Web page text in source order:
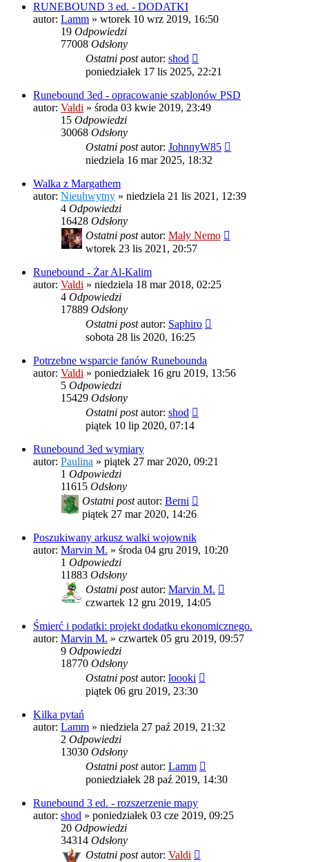
RUNEBOUND 3 ed. - DODATKI
autor: Lamm » wtorek 10 wrz 2019, 16:50
19 Odpowiedzi
77008 Odsłony
Ostatni postautor: shod
poniedziałek 17 lis 2025, 22:21
Runebound 3ed - opracowanie szablonów PSD
autor: Valdi » środa 03 kwie 2019, 23:49
15 Odpowiedzi
30068 Odsłony
Ostatni postautor: JohnnyW85
niedziela 16 mar 2025, 18:32
Walka z Margathem
autor: Nieuhwytny » niedziela 21 lis 2021, 12:39
4 Odpowiedzi
16428 Odsłony
Ostatni postautor: Mały Nemo
wtorek 23 lis 2021, 20:57
Runebound - Żar Al-Kalim
autor: Valdi » niedziela 18 mar 2018, 02:25
4 Odpowiedzi
17889 Odsłony
Ostatni postautor: Saphiro
sobota 28 lis 2020, 16:25
Potrzebne wsparcie fanów Runebounda
autor: Valdi » poniedziałek 16 gru 2019, 13:56
5 Odpowiedzi
15429 Odsłony
Ostatni postautor: shod
piątek 10 lip 2020, 07:14
Runebound 3ed wymiary
autor: Paulina » piątek 27 mar 2020, 09:21
1 Odpowiedzi
11615 Odsłony
Ostatni postautor: Berni
piątek 27 mar 2020, 14:26
Poszukiwany arkusz walki wojownik
autor: Marvin M. » środa 04 gru 2019, 10:20
1 Odpowiedzi
11883 Odsłony
Ostatni postautor: Marvin M.
czwartek 12 gru 2019, 14:05
Śmierć i podatki: projekt dodatku ekonomicznego.
autor: Marvin M. » czwartek 05 gru 2019, 09:57
9 Odpowiedzi
18770 Odsłony
Ostatni postautor: loooki
piątek 06 gru 2019, 23:30
Kilka pytań
autor: Lamm » niedziela 27 paź 2019, 21:32
2 Odpowiedzi
13030 Odsłony
Ostatni postautor: Lamm
poniedziałek 28 paź 2019, 14:30
Runebound 3 ed. - rozszerzenie mapy
autor: shod » poniedziałek 03 cze 2019, 09:25
20 Odpowiedzi
34314 Odsłony
Ostatni postautor: Valdi